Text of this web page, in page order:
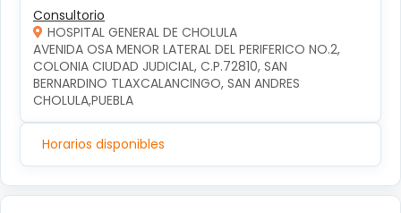
Consultorio
HOSPITAL GENERAL DE CHOLULA
AVENIDA OSA MENOR LATERAL DEL PERIFERICO NO.2,
COLONIA CIUDAD JUDICIAL, C.P.72810, SAN
BERNARDINO TLAXCALANCINGO, SAN ANDRES
CHOLULA,PUEBLA
Horarios disponibles